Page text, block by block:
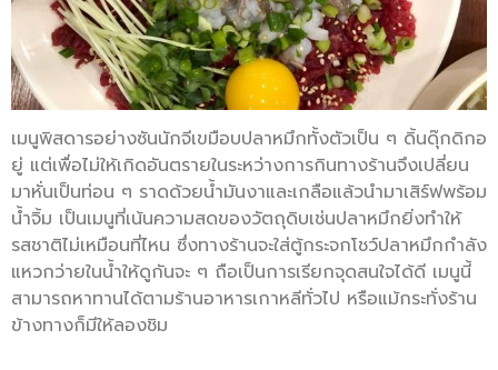
เมนูพิสดารอย่างซันนักจีเขมือบปลาหมึกทั้งตัวเป็น ๆ ดิ้นดุ๊กดิกอ
ยู่ แต่เพื่อไม่ให้เกิดอันตรายในระหว่างการกินทางร้านจึงเปลี่ยน
มาหั่นเป็นท่อน ๆ ราดด้วยน้ำมันงาและเกลือแล้วนำมาเสิร์ฟพร้อม
น้ำจิ้ม เป็นเมนูที่เน้นความสดของวัตถุดิบเช่นปลาหมึกยิ่งทำให้
รสชาติไม่เหมือนที่ไหน ซึ่งทางร้านจะใส่ตู้กระจกโชว์ปลาหมึกกำลัง
แหวกว่ายในน้ำให้ดูกันจะ ๆ ถือเป็นการเรียกจุดสนใจได้ดี เมนูนี้
สามารถหาทานได้ตามร้านอาหารเกาหลีทั่วไป หรือแม้กระทั่งร้าน
ข้างทางก็มีให้ลองชิม